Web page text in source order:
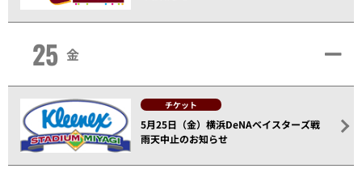
25 金
チケット
5月25日（金）横浜DeNAベイスターズ戦
雨天中止のお知らせ